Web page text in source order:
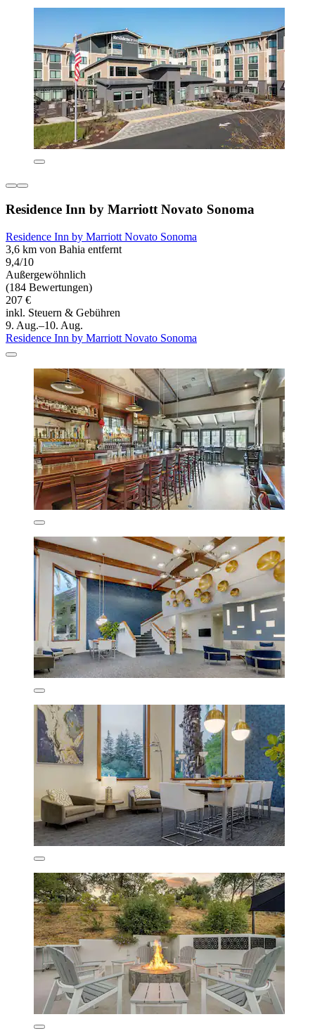
Residence Inn by Marriott Novato Sonoma
Residence Inn by Marriott Novato Sonoma
3,6 km von Bahia entfernt
9,4/10
Außergewöhnlich
(184 Bewertungen)
207 €
inkl. Steuern & Gebühren
9. Aug.–10. Aug.
Residence Inn by Marriott Novato Sonoma